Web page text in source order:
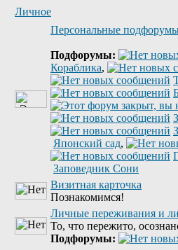
Личное
Персональные
Подфорумы:
Кораблика,
Японский сад,
Заповедник Сони
Визитная карточка
Познакомимся!
Личные переживания и
То, что пережито,
Подфорумы: